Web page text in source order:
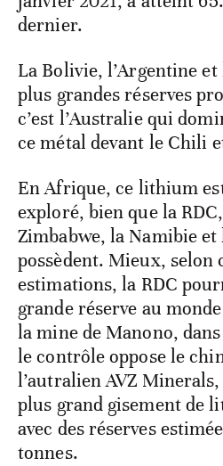
dernier.
La Bolivie, l’Argentine
plus grandes réserves
c’est l’Australie qui
ce métal devant le Chili
En Afrique, ce lithium
exploré, bien que la
Zimbabwe, la Namibie et
possèdent. Mieux, selon
estimations, la RDC
grande réserve au
la mine de Manono,
le contrôle oppose le
l’autralien AVZ
plus grand gisement de
avec des réserves
tonnes.